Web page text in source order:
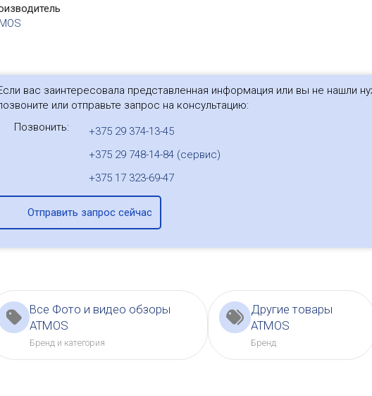
вас заинтересовала представленная информация или вы не нашли
или отправьте запрос на консультацию:
Позвонить:
+375 29 374-13-45
+375 29 748-14-84 (сервис)
+375 17 323-69-47
Отправить запрос сейчас
Все Фото и видео обзоры
ATMOS
Бренд и категория
Другие товары
ATMOS
Бренд